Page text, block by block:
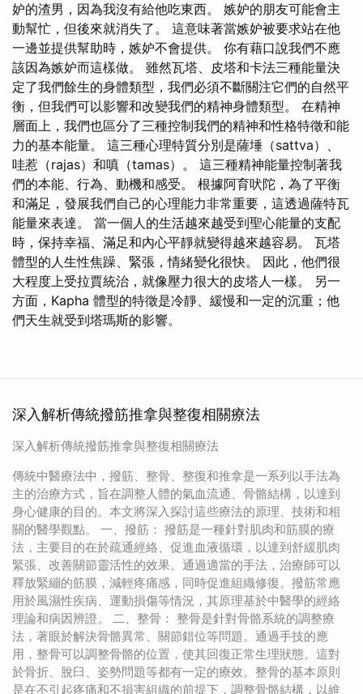
妒的渣男，因為我沒有給他吃東西。 嫉妒的朋友可能會主
動幫忙，但後來就消失了。 這意味著當嫉妒被要求站在他
一邊並提供幫助時，嫉妒不會提供。 你有藉口說我們不應
該因為嫉妒而這樣做。 雖然瓦塔、皮塔和卡法三種能量決
定了我們餘生的身體類型，我們必須不斷關注它們的自然平
衡，但我們可以影響和改變我們的精神身體類型。 在精神
層面上，我們也區分了三種控制我們的精神和性格特徵和能
力的基本能量。 這三種心理特質分別是薩埵（sattva）、
哇惹（rajas）和嗔（tamas）。 這三種精神能量控制著我
們的本能、行為、動機和感受。 根據阿育吠陀，為了平衡
和滿足，發展我們自己的心理能力非常重要，這透過薩特瓦
能量來表達。 當一個人的生活越來越受到聖心能量的支配
時，保持幸福、滿足和內心平靜就變得越來越容易。 瓦塔
體型的人生性焦躁、緊張，情緒變化很快。 因此，他們很
大程度上受拉賈統治，就像壓力很大的皮塔人一樣。 另一
方面，Kapha 體型的特徵是冷靜、緩慢和一定的沉重；他
們天生就受到塔瑪斯的影響。
深入解析傳統撥筋推拿與整復相關療法
深入解析傳統撥筋推拿與整復相關療法
傳統中醫療法中，撥筋、整骨、整復和推拿是一系列以手法為
主的治療方式，旨在調整人體的氣血流通、骨骼結構，以達到
身心健康的目的。本文將深入探討這些療法的原理、技術和相
關的醫學觀點。 一、撥筋： 撥筋是一種針對肌肉和筋膜的療
法，主要目的在於疏通經絡、促進血液循環，以達到舒緩肌肉
緊張、改善關節靈活性的效果。通過適當的手法，治療師可以
釋放緊繃的筋膜，減輕疼痛感，同時促進組織修復。撥筋常應
用於風濕性疾病、運動損傷等情況，其原理基於中醫學的經絡
理論和病因辨證。 二、整骨： 整骨是針對骨骼系統的調整療
法，著眼於解決骨骼異常、關節錯位等問題。通過手技的應
用，整骨可以調整骨骼的位置，使其回復正常生理狀態。這對
於骨折、脫臼、姿勢問題等都有一定的療效。整骨的基本原則
是在不引起疼痛和不損害組織的前提下，調整骨骼結構，以維